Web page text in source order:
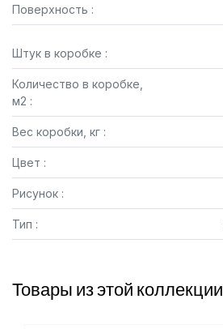
Поверхность :
Штук в коробке :
Количество в коробке,
м2 :
Вес коробки, кг :
Цвет :
Рисунок :
Тип :
Товары из этой коллекции